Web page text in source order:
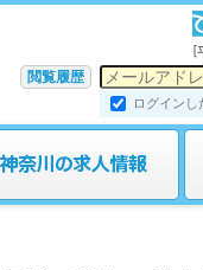
閲覧履歴
ログインし